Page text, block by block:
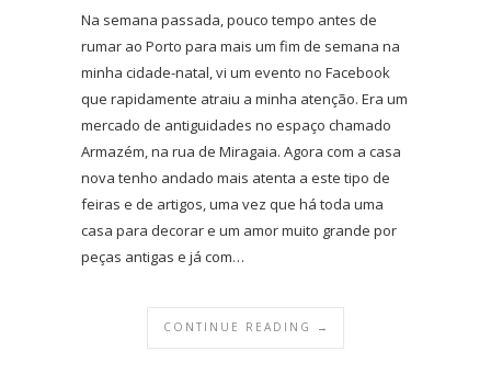
Na semana passada, pouco tempo antes de
rumar ao Porto para mais um fim de semana na
minha cidade-natal, vi um evento no Facebook
que rapidamente atraiu a minha atenção. Era um
mercado de antiguidades no espaço chamado
Armazém, na rua de Miragaia. Agora com a casa
nova tenho andado mais atenta a este tipo de
feiras e de artigos, uma vez que há toda uma
casa para decorar e um amor muito grande por
peças antigas e já com…
CONTINUE READING →